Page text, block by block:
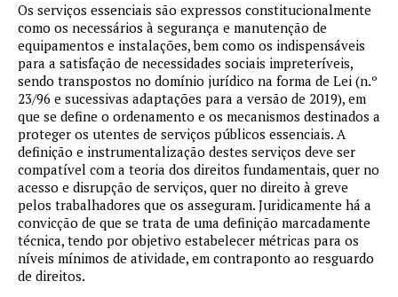
Os serviços essenciais são expressos constitucionalmente
como os necessários à segurança e manutenção de
equipamentos e instalações, bem como os indispensáveis
para a satisfação de necessidades sociais impreteríveis,
sendo transpostos no domínio jurídico na forma de Lei (n.º
23/96 e sucessivas adaptações para a versão de 2019), em
que se define o ordenamento e os mecanismos destinados a
proteger os utentes de serviços públicos essenciais. A
definição e instrumentalização destes serviços deve ser
compatível com a teoria dos direitos fundamentais, quer no
acesso e disrupção de serviços, quer no direito à greve
pelos trabalhadores que os asseguram. Juridicamente há a
convicção de que se trata de uma definição marcadamente
técnica, tendo por objetivo estabelecer métricas para os
níveis mínimos de atividade, em contraponto ao resguardo
de direitos.